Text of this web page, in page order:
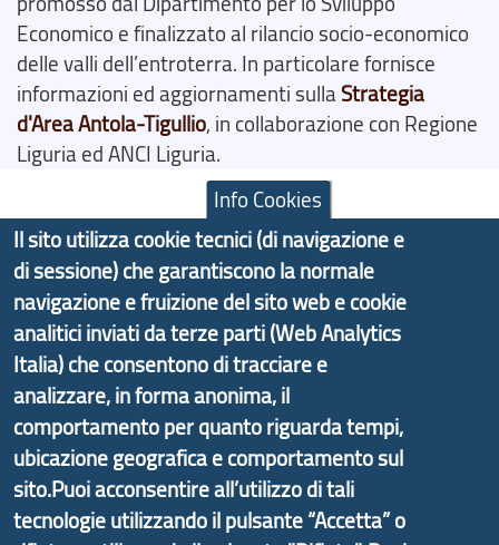
Economico e finalizzato al rilancio socio-economico
delle valli dell’entroterra. In particolare fornisce
informazioni ed aggiornamenti sullaStrategia
d'Area Antola-Tigullio, in collaborazione con Regione
Liguria ed ANCI Liguria.
Copyright © 2017 Città metropolitana di Genova |
CF: 80007350103
Tecnologie e Accessibilità
Privacy
Note Legali
Contatti
Statistiche
Info Cookies
Il sito utilizza cookie tecnici (di navigazione e
di sessione) che garantiscono la normale
navigazione e fruizione del sito web e cookie
analitici inviati da terze parti (Web Analytics
Italia) che consentono di tracciare e
analizzare, in forma anonima, il
comportamento per quanto riguarda tempi,
ubicazione geografica e comportamento sul
sito.Puoi acconsentire all’utilizzo di tali
tecnologie utilizzando il pulsante “Accetta” o